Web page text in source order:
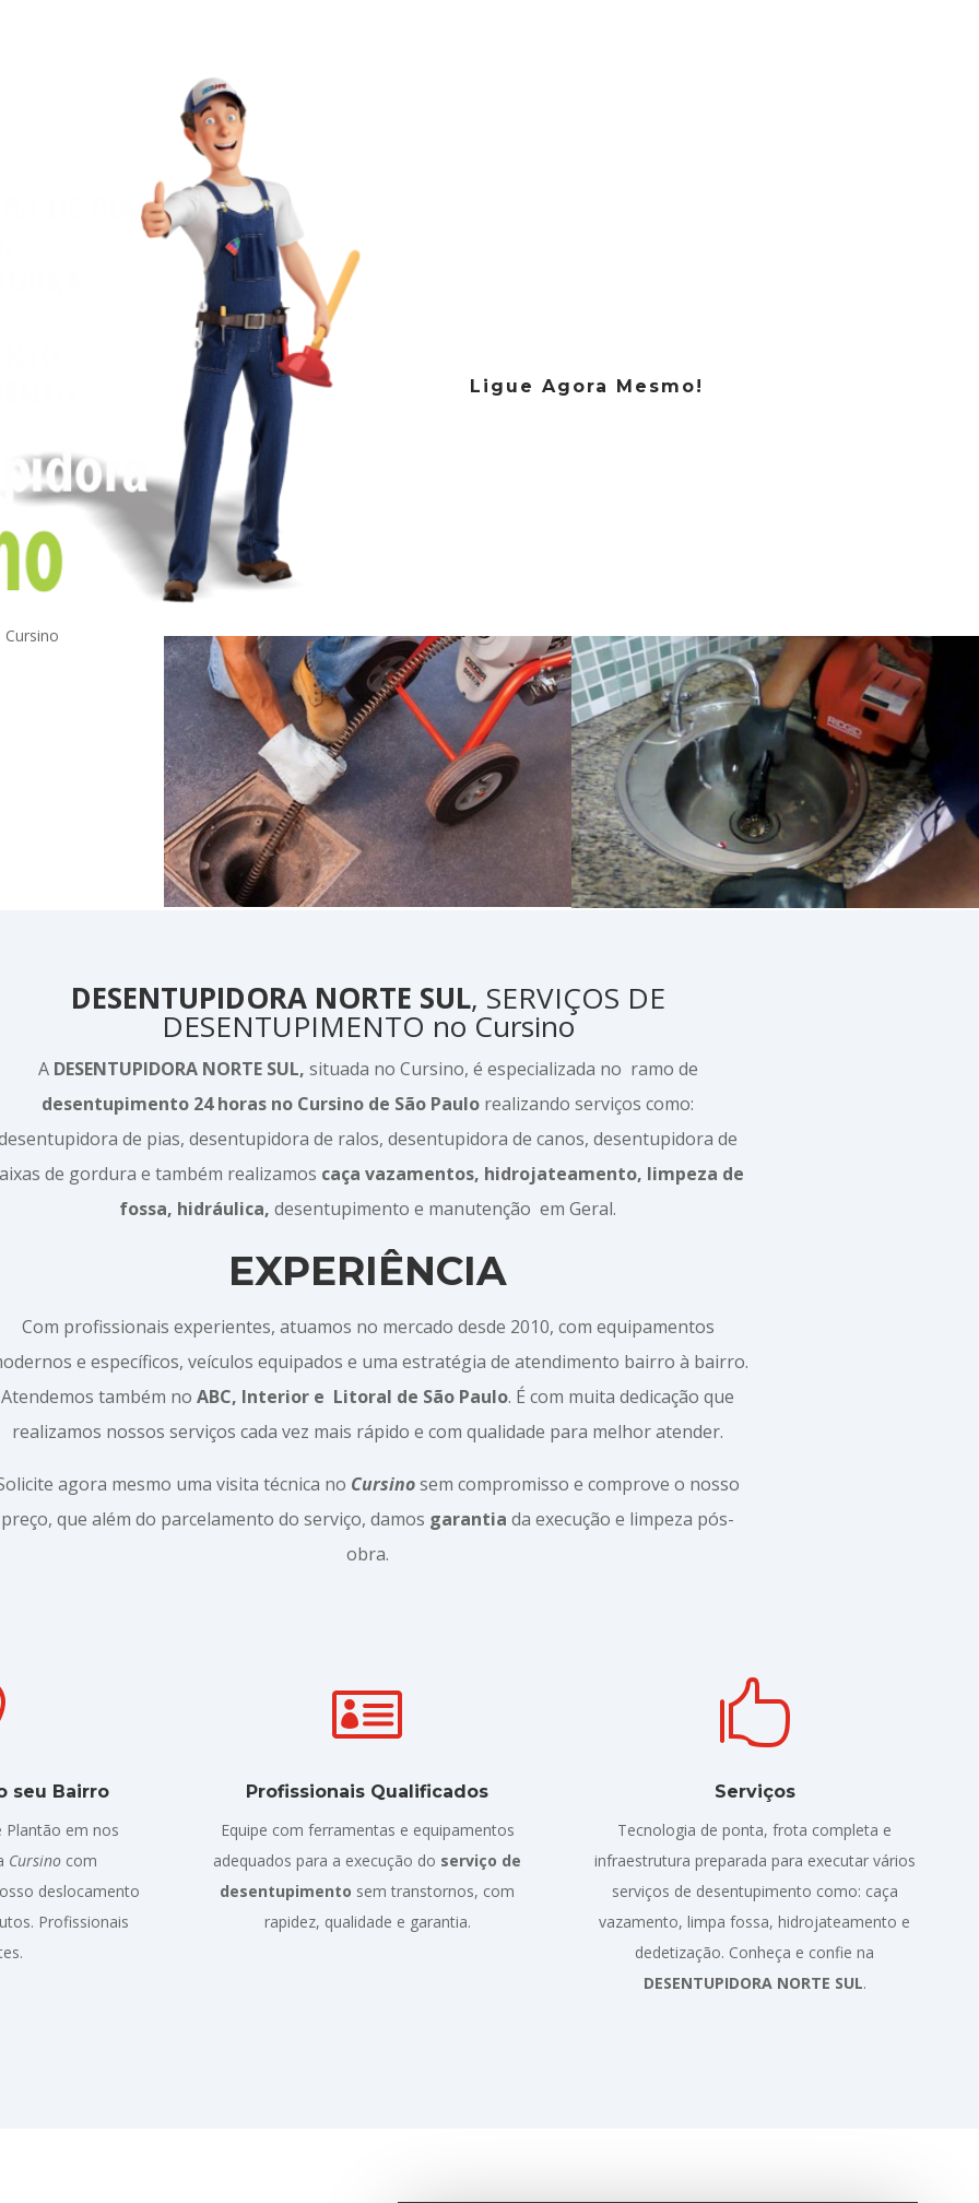
Ligue Agora Mesmo!
DESENTUPIDORA NORTE SUL, SERVIÇOS DE
DESENTUPIMENTO no Cursino
A DESENTUPIDORA NORTE SUL, situada no Cursino, é especializada no ramo de
desentupimento 24 horas no Cursino de São Paulo realizando serviços como:
de pias, desentupidora de ralos, desentupidora de canos, desentupidora de
de gordura e também realizamos caça vazamentos, hidrojateamento, limpeza de
fossa, hidráulica, desentupimento e manutenção em Geral.
EXPERIÊNCIA
Com profissionais experientes, atuamos no mercado desde 2010, com equipamentos
e específicos, veículos equipados e uma estratégia de atendimento bairro à bairro.
Atendemos também no ABC, Interior e Litoral de São Paulo. É com muita dedicação que
realizamos nossos serviços cada vez mais rápido e com qualidade para melhor atender.
agora mesmo uma visita técnica no Cursinosem compromisso e comprove o nosso
preço, que além do parcelamento do serviço, damos garantia da execução e limpeza pós-
obra.
seu Bairro
Plantão em nos
Cursino com
deslocamento
Profissionais

Profissionais Qualificados
Equipe com ferramentas e equipamentos
adequados para a execução do serviço de
desentupimento sem transtornos, com
rapidez, qualidade e garantia.

Serviços
Tecnologia de ponta, frota completa e
infraestrutura preparada para executar vários
serviços de desentupimento como: caça
vazamento, limpa fossa, hidrojateamento e
dedetização. Conheça e confie na
DESENTUPIDORA NORTE SUL.